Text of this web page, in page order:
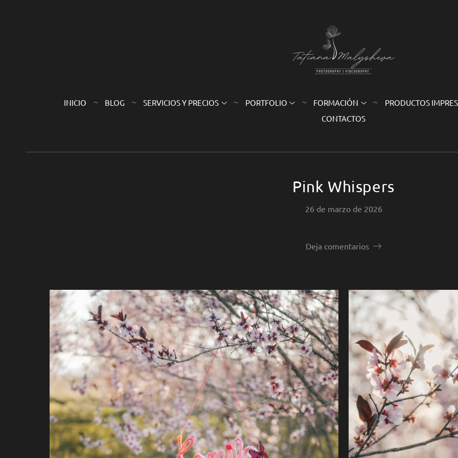
INICIO BLOG SERVICIOS Y PRECIOS PORTFOLIO FORMACIÓN
PRODUCTOS
CONTACTOS
Pink Whispers
26 de marzo de 2026
Deja comentarios